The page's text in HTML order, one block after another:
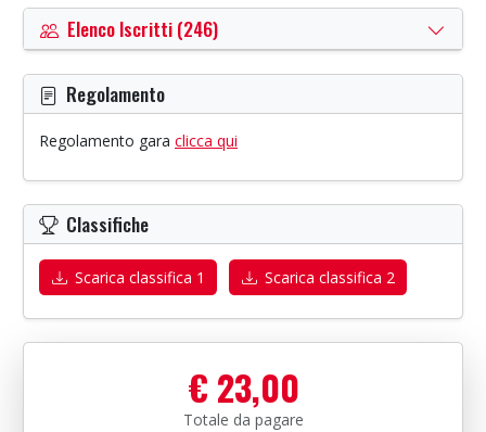
Elenco Iscritti (246)
Regolamento
Regolamento gara clicca qui
Classifiche
Scarica classifica 1 Scarica classifica 2
€ 23,00
Totale da pagare